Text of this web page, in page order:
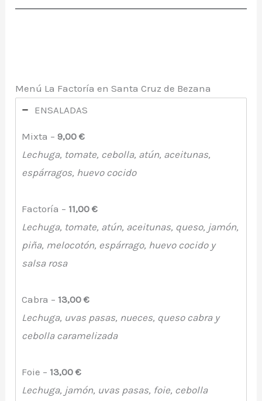
Menú La Factoría en Santa Cruz de Bezana
ENSALADAS
Mixta –9,00 €
Lechuga, tomate, cebolla, atún, aceitunas,
espárragos, huevo cocido
Factoría – 11,00 €
Lechuga, tomate, atún, aceitunas, queso, jamón,
piña, melocotón, espárrago, huevo cocido y
salsa rosa
Cabra – 13,00 €
Lechuga, uvas pasas, nueces, queso cabra y
cebolla caramelizada
Foie – 13,00 €
Lechuga, jamón, uvas pasas, foie, cebolla